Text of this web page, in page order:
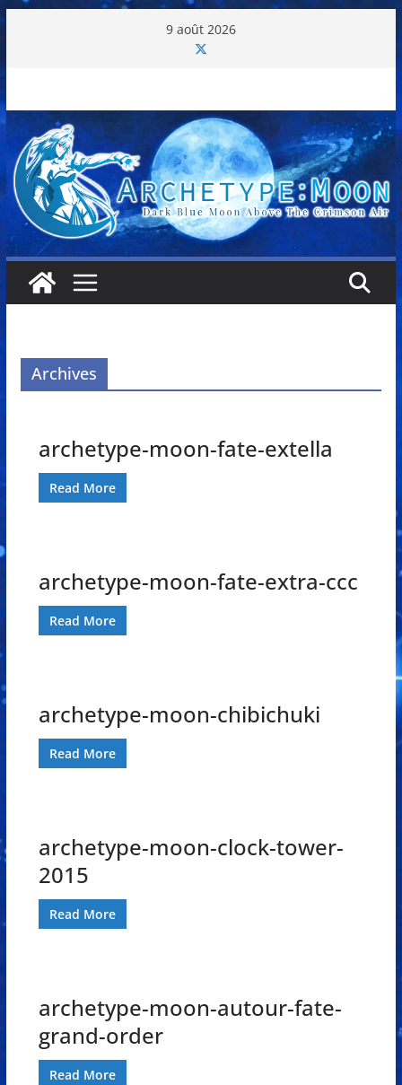
contenu
9 août 2026
Archives
archetype-moon-fate-extella
Read More
archetype-moon-fate-extra-ccc
Read More
archetype-moon-chibichuki
Read More
archetype-moon-clock-tower-
2015
Read More
archetype-moon-autour-fate-
grand-order
Read More